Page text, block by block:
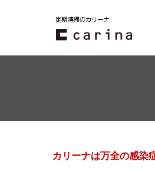
カリーナは万全の感染